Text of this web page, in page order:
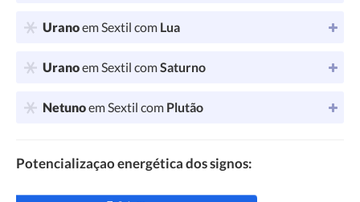
Uranoem Sextil com Lua
Uranoem Sextil comSaturno
Netunoem Sextil com Plutão
Potencializaçao energética dos signos: